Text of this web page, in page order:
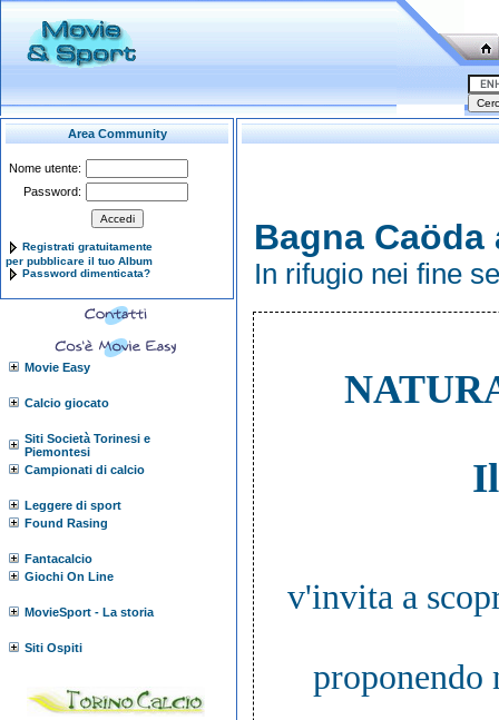
Area Community
Nome utente:
Password:
Registrati gratuitamente
per pubblicare il tuo Album
Password dimenticata?
Movie Easy
Calcio giocato
Siti Società Torinesi e
Piemontesi
Campionati di calcio
Leggere di sport
Found Rasing
Fantacalcio
Giochi On Line
MovieSport - La storia
Siti Ospiti
Bagna Caöda
In rifugio nei fine
v'invita a
proponendo